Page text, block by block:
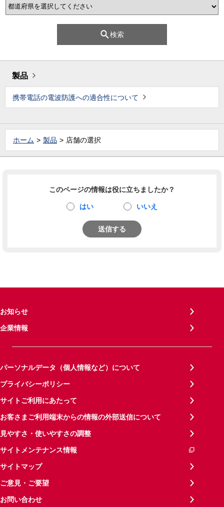
検索
製品
携帯電話の電波防護への適合性について
ホーム 製品 店舗の選択
このページの情報は役に立ちましたか？
はい いいえ
送信する
お知らせ
企業情報
パーソナルデータ（個人情報など）について
プライバシーポリシー
サイトご利用にあたって
お客さまご利用端末からの情報の外部送信について
見やすさ・使いやすさの調整
サイトメンテナンス情報
サイトマップ
ご意見・ご要望
お問い合わせ